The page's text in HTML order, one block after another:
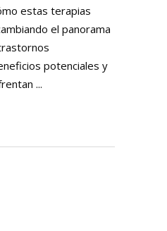
estas terapias
el panorama
potenciales y